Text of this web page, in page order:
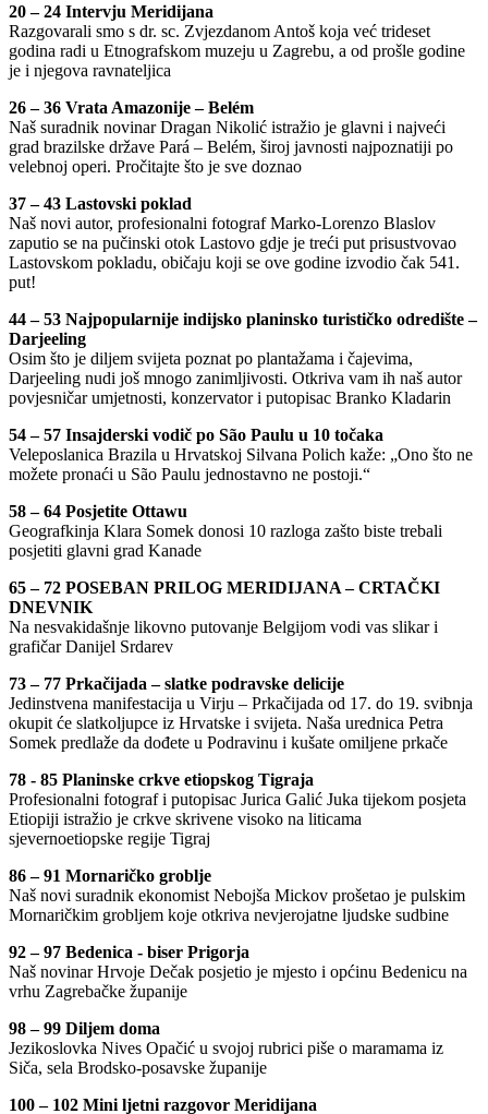
20 – 24 Intervju Meridijana
Razgovarali smo s dr. sc. Zvjezdanom Antoš koja već trideset
godina radi u Etnografskom muzeju u Zagrebu, a od prošle godine
je i njegova ravnateljica
26 – 36 Vrata Amazonije – Belém
Naš suradnik novinar Dragan Nikolić istražio je glavni i najveći
grad brazilske države Pará – Belém, široj javnosti najpoznatiji po
velebnoj operi. Pročitajte što je sve doznao
37 – 43 Lastovski poklad
Naš novi autor, profesionalni fotograf Marko-Lorenzo Blaslov
zaputio se na pučinski otok Lastovo gdje je treći put prisustvovao
Lastovskom pokladu, običaju koji se ove godine izvodio čak 541.
put!
44 – 53 Najpopularnije indijsko planinsko turističko odredište –
Darjeeling
Osim što je diljem svijeta poznat po plantažama i čajevima,
Darjeeling nudi još mnogo zanimljivosti. Otkriva vam ih naš autor
povjesničar umjetnosti, konzervator i putopisac Branko Kladarin
54 – 57 Insajderski vodič po São Paulu u 10 točaka
Veleposlanica Brazila u Hrvatskoj Silvana Polich kaže: „Ono što ne
možete pronaći u São Paulu jednostavno ne postoji.“
58 – 64 Posjetite Ottawu
Geografkinja Klara Somek donosi 10 razloga zašto biste trebali
posjetiti glavni grad Kanade
65 – 72 POSEBAN PRILOG MERIDIJANA – CRTAČKI
DNEVNIK
Na nesvakidašnje likovno putovanje Belgijom vodi vas slikar i
grafičar Danijel Srdarev
73 – 77 Prkačijada – slatke podravske delicije
Jedinstvena manifestacija u Virju – Prkačijada od 17. do 19. svibnja
okupit će slatkoljupce iz Hrvatske i svijeta. Naša urednica Petra
Somek predlaže da dođete u Podravinu i kušate omiljene prkače
78 - 85 Planinske crkve etiopskog Tigraja
Profesionalni fotograf i putopisac Jurica Galić Juka tijekom posjeta
Etiopiji istražio je crkve skrivene visoko na liticama
sjevernoetiopske regije Tigraj
86 – 91 Mornaričko groblje
Naš novi suradnik ekonomist Nebojša Mickov prošetao je pulskim
Mornaričkim grobljem koje otkriva nevjerojatne ljudske sudbine
92 – 97 Bedenica - biser Prigorja
Naš novinar Hrvoje Dečak posjetio je mjesto i općinu Bedenicu na
vrhu Zagrebačke županije
98 – 99 Diljem doma
Jezikoslovka Nives Opačić u svojoj rubrici piše o maramama iz
Siča, sela Brodsko-posavske županije
100 – 102 Mini ljetni razgovor Meridijana